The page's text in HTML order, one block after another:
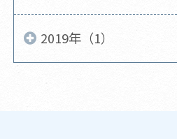
2019年（1）